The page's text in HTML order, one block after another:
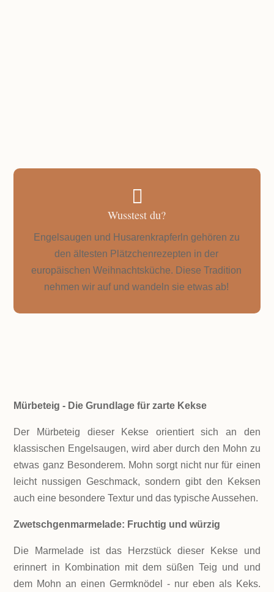

Wusstest du?
Engelsaugen und Husarenkrapferln gehören zu
den ältesten Plätzchenrezepten in der
europäischen Weihnachtsküche. Diese Tradition
nehmen wir auf und wandeln sie etwas ab!
Mürbeteig - Die Grundlage für zarte Kekse
Der Mürbeteig dieser Kekse orientiert sich an den
klassischen Engelsaugen, wird aber durch den Mohn zu
etwas ganz Besonderem. Mohn sorgt nicht nur für einen
leicht nussigen Geschmack, sondern gibt den Keksen
auch eine besondere Textur und das typische Aussehen.
Zwetschgenmarmelade: Fruchtig und würzig
Die Marmelade ist das Herzstück dieser Kekse und
erinnert in Kombination mit dem süßen Teig und und
dem Mohn an einen Germknödel - nur eben als Keks.